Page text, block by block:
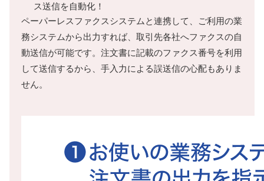
ス送信を自動化！
ペーパーレスファクスシステムと連携して、ご利用の業
務システムから出力すれば、取引先各社へファクスの自
動送信が可能です。注文書に記載のファクス番号を利用
して送信するから、手入力による誤送信の心配もありま
せん。